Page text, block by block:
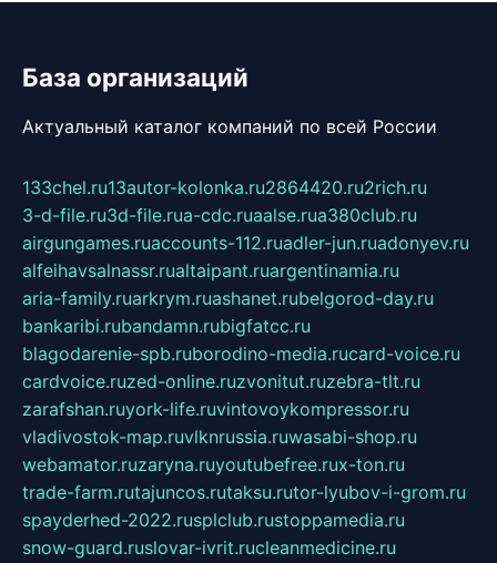
База организаций
Актуальный каталог компаний по всей России
133chel.ru13autor-kolonka.ru2864420.ru2rich.ru
3-d-file.ru3d-file.rua-cdc.ruaalse.rua380club.ru
airgungames.ruaccounts-112.ruadler-jun.ruadonyev.ru
alfeihavsalnassr.rualtaipant.ruargentinamia.ru
aria-family.ruarkrym.ruashanet.rubelgorod-day.ru
bankaribi.rubandamn.rubigfatcc.ru
blagodarenie-spb.ruborodino-media.rucard-voice.ru
cardvoice.ruzed-online.ruzvonitut.ruzebra-tlt.ru
zarafshan.ruyork-life.ruvintovoykompressor.ru
vladivostok-map.ruvlknrussia.ruwasabi-shop.ru
webamator.ruzaryna.ruyoutubefree.rux-ton.ru
trade-farm.rutajuncos.rutaksu.rutor-lyubov-i-grom.ru
spayderhed-2022.rusplclub.rustoppamedia.ru
snow-guard.ruslovar-ivrit.rucleanmedicine.ru